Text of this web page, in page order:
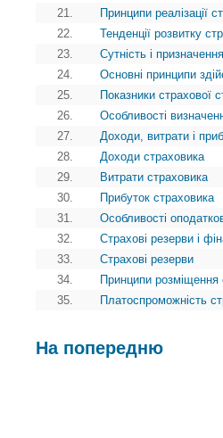
21.
Принципи реалізації
22.
Тенденції розвитку
23.
Сутність і
24.
Основні принципи
25.
Показники страхової
26.
Особливості
27.
Доходи, витрати і
28.
Доходи страховика
29.
Витрати страховика
30.
Прибуток страховика
31.
Особливості
32.
Страхові резерви і
33.
Страхові резерви
34.
Принципи розміщення
35.
Платоспроможність
На попередню